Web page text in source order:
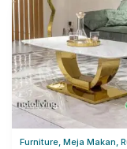
Furniture, Meja Makan,